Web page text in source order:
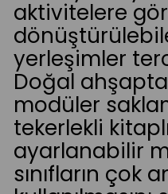
aktivitelere
yerleşimler
Doğal
modüler
tekerlekli
ayarlanabilir
sınıfların çok